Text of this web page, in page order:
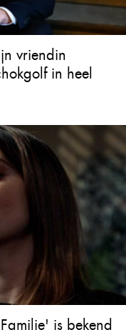
vriendin
in heel
is bekend